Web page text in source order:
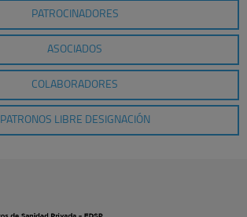
PATROCINADORES
ASOCIADOS
COLABORADORES
PATRONOS LIBRE DESIGNACIÓN